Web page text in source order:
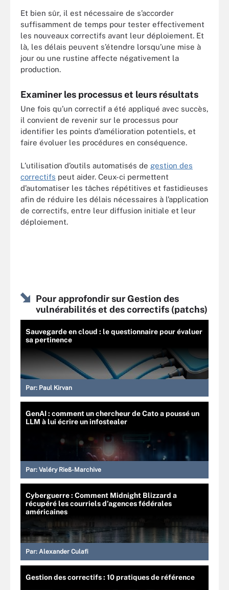
Et bien sûr, il est nécessaire de s’accorder
suffisamment de temps pour tester effectivement
les nouveaux correctifs avant leur déploiement. Et
là, les délais peuvent s’étendre lorsqu’une mise à
jour ou une rustine affecte négativement la
production.
Examiner les processus et leurs résultats
Une fois qu’un correctif a été appliqué avec succès,
il convient de revenir sur le processus pour
identifier les points d’amélioration potentiels, et
faire évoluer les procédures en conséquence.
L’utilisation d’outils automatisés de gestion des
correctifs peut aider. Ceux-ci permettent
d’automatiser les tâches répétitives et fastidieuses
afin de réduire les délais nécessaires à l’application
de correctifs, entre leur diffusion initiale et leur
déploiement.
Pour approfondir sur Gestion des
vulnérabilités et des correctifs (patchs)
Sauvegarde en cloud : le questionnaire pour évaluer
sa pertinence
Par: Paul Kirvan
GenAI : comment un chercheur de Cato a poussé un
LLM à lui écrire un infostealer
Par: Valéry Rieß-Marchive
Cyberguerre : Comment Midnight Blizzard a
récupéré les courriels d’agences fédérales
américaines
Par: Alexander Culafi
Gestion des correctifs : 10 pratiques de référence